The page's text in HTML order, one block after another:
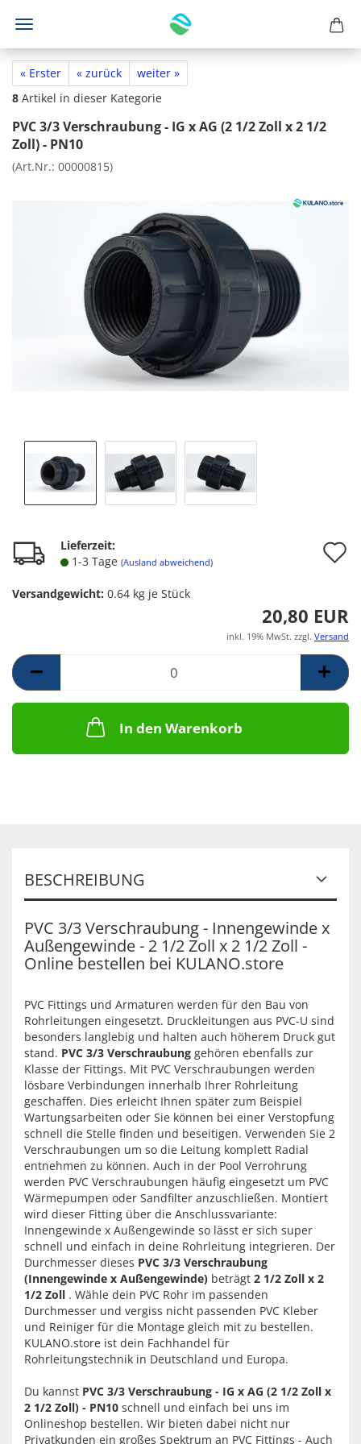
« Erster « zurück
weiter »
8 Artikel in dieser Kategorie
PVC 3/3 Verschraubung - IG x AG (2 1/2 Zoll x 2 1/2
Zoll) - PN10
(Art.Nr.: 00000815)
Lieferzeit:
1-3 Tage (Ausland abweichend)
Versandgewicht: 0.64 kg je Stück
20,80 EUR
inkl. 19% MwSt. zzgl. Versand
In den Warenkorb
BESCHREIBUNG
PVC 3/3 Verschraubung - Innengewinde x
Außengewinde - 2 1/2 Zoll x 2 1/2 Zoll -
Online bestellen bei KULANO.store
PVC Fittings und Armaturen werden für den Bau von
Rohrleitungen eingesetzt. Druckleitungen aus PVC-U sind
besonders langlebig und halten auch höherem Druck gut
stand. PVC 3/3 Verschraubung gehören ebenfalls zur
Klasse der Fittings. Mit PVC Verschraubungen werden
lösbare Verbindungen innerhalb Ihrer Rohrleitung
geschaffen. Dies erleicht Ihnen später zum Beispiel
Wartungsarbeiten oder Sie können bei einer Verstopfung
schnell die Stelle finden und beseitigen. Verwenden Sie 2
Verschraubungen um so die Leitung komplett Radial
entnehmen zu können. Auch in der Pool Verrohrung
werden PVC Verschraubungen häufig eingesetzt um PVC
Wärmepumpen oder Sandfilter anzuschließen. Montiert
wird dieser Fitting über die Anschlussvariante:
Innengewinde x Außengewinde so lässt er sich super
schnell und einfach in deine Rohrleitung integrieren. Der
Durchmesser dieses PVC 3/3 Verschraubung
(Innengewinde x Außengewinde) beträgt 2 1/2 Zoll x 2
1/2 Zoll . Wähle dein PVC Rohr im passenden
Durchmesser und vergiss nicht passenden PVC Kleber
und Reiniger für die Montage gleich mit zu bestellen.
KULANO.store ist dein Fachhandel für
Rohrleitungstechnik in Deutschland und Europa.
Du kannst PVC 3/3 Verschraubung - IG x AG (2 1/2 Zoll x
2 1/2 Zoll) - PN10 schnell und einfach bei uns im
Onlineshop bestellen. Wir bieten dabei nicht nur
Privatkunden ein großes Spektrum an PVC Fittings - Auch